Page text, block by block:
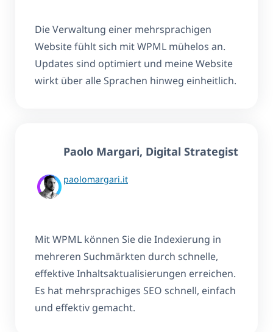
Die Verwaltung einer mehrsprachigen
Website fühlt sich mit WPML mühelos an.
Updates sind optimiert und meine Website
wirkt über alle Sprachen hinweg einheitlich.
Paolo Margari, Digital Strategist
paolomargari.it
Mit WPML können Sie die Indexierung in
mehreren Suchmärkten durch schnelle,
effektive Inhaltsaktualisierungen erreichen.
Es hat mehrsprachiges SEO schnell, einfach
und effektiv gemacht.